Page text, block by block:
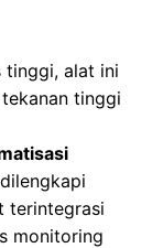
tinggi, alat ini
tinggi
terintegrasi
monitoring